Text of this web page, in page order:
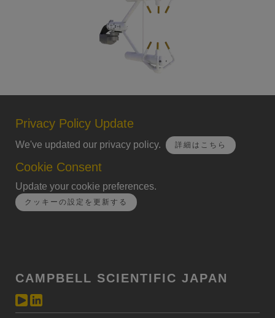
Privacy Policy Update
We've updated our privacy policy. 詳細はこちら
Cookie Consent
Update your cookie preferences.
クッキーの設定を更新する
CAMPBELL SCIENTIFIC JAPAN